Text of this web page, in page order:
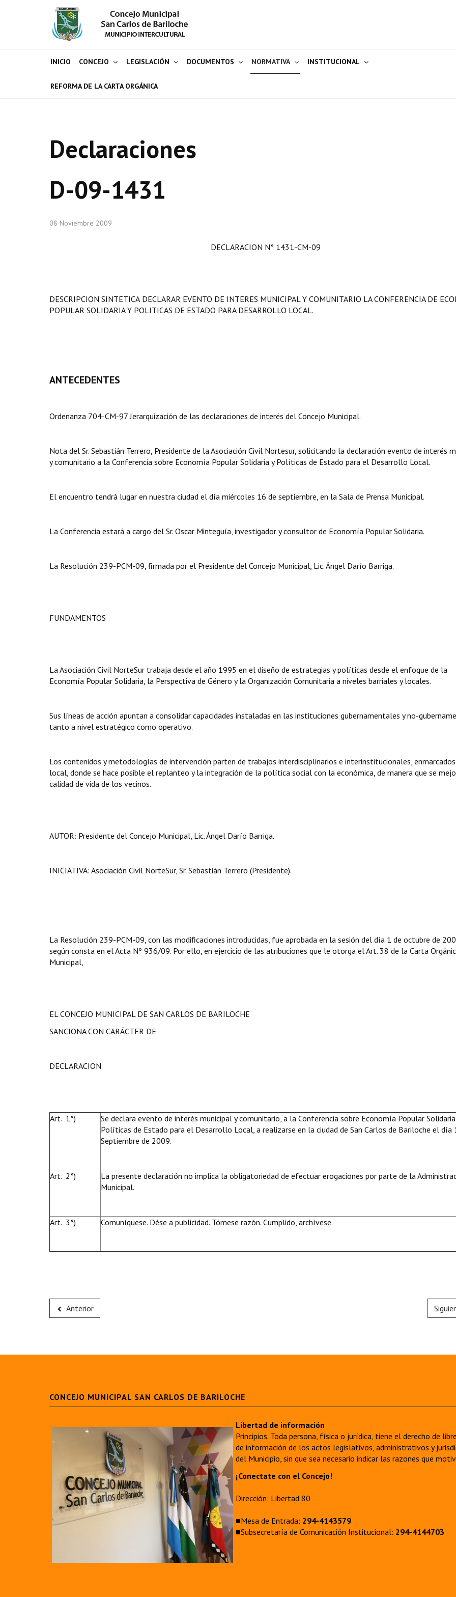
INICIO CONCEJO LEGISLACIÓN DOCUMENTOS NORMATIVA INSTITUCIONAL
REFORMA DE LA CARTA ORGÁNICA
Declaraciones
D-09-1431
08 Noviembre 2009
DECLARACION N° 1431-CM-09
DESCRIPCION SINTETICA DECLARAR EVENTO DE INTERES MUNICIPAL Y COMUNITARIO LA CONFERENCIA DE
POPULAR SOLIDARIA Y POLITICAS DE ESTADO PARA DESARROLLO LOCAL.
ANTECEDENTES
Ordenanza 704-CM-97 Jerarquización de las declaraciones de interés del Concejo Municipal.
Nota del Sr. Sebastián Terrero, Presidente de la Asociación Civil Nortesur, solicitando la declaración evento de interés
y comunitario a la Conferencia sobre Economía Popular Solidaria y Políticas de Estado para el Desarrollo Local.
El encuentro tendrá lugar en nuestra ciudad el día miércoles 16 de septiembre, en la Sala de Prensa Municipal.
La Conferencia estará a cargo del Sr. Oscar Minteguía, investigador y consultor de Economía Popular Solidaria.
La Resolución 239-PCM-09, firmada por el Presidente del Concejo Municipal, Lic. Ángel Darío Barriga.
FUNDAMENTOS
La Asociación Civil NorteSur trabaja desde el año 1995 en el diseño de estrategias y políticas desde el enfoque de la
Economía Popular Solidaria, la Perspectiva de Género y la Organización Comunitaria a niveles barriales y locales.
Sus líneas de acción apuntan a consolidar capacidades instaladas en las instituciones gubernamentales y no-
tanto a nivel estratégico como operativo.
Los contenidos y metodologías de intervención parten de trabajos interdisciplinarios e interinstitucionales,
local, donde se hace posible el replanteo y la integración de la política social con la económica, de manera que se
calidad de vida de los vecinos.
AUTOR: Presidente del Concejo Municipal, Lic. Ángel Darío Barriga.
INICIATIVA: Asociación Civil NorteSur, Sr. Sebastián Terrero (Presidente).
La Resolución 239-PCM-09, con las modificaciones introducidas, fue aprobada en la sesión del día 1 de octubre de
según consta en el Acta Nº 936/09. Por ello, en ejercicio de las atribuciones que le otorga el Art. 38 de la Carta
Municipal,
EL CONCEJO MUNICIPAL DE SAN CARLOS DE BARILOCHE
SANCIONA CON CARÁCTER DE
DECLARACION
Art. 1°)
Se declara evento de interés municipal y comunitario, a la Conferencia sobre Economía Popular
Políticas de Estado para el Desarrollo Local, a realizarse en la ciudad de San Carlos de Bariloche el día
Septiembre de 2009.
Art. 2°)
La presente declaración no implica la obligatoriedad de efectuar erogaciones por parte de la
Municipal.
Art. 3°) Comuníquese. Dése a publicidad. Tómese razón. Cumplido, archívese.
Anterior
CONCEJO MUNICIPAL SAN CARLOS DE BARILOCHE
Libertad de información
Principios. Toda persona, física o jurídica, tiene el derecho de
de información de los actos legislativos, administrativos y
del Municipio, sin que sea necesario indicar las razones que
¡Conectate con el Concejo!
Dirección: Libertad 80
■Mesa de Entrada: 294-4143579
■Subsecretaría de Comunicación Institucional: 294-4144703